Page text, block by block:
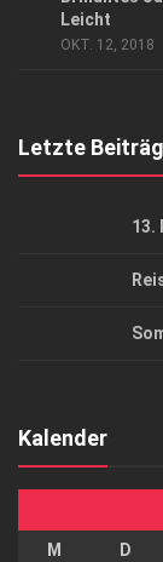
Top
Leicht
OKT. 12, 2018
Letzte
13.
Kalender
M D